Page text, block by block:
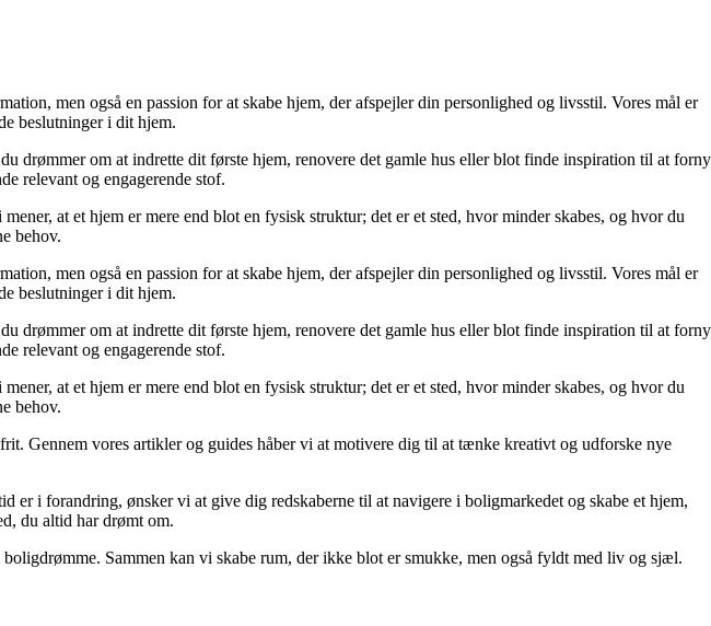
men også en passion for at skabe hjem, der afspejler din personlighed og livsstil. Vores mål er
beslutninger i dit hjem.
drømmer om at indrette dit første hjem, renovere det gamle hus eller blot finde inspiration til at forny
relevant og engagerende stof.
at et hjem er mere end blot en fysisk struktur; det er et sted, hvor minder skabes, og hvor du
behov.
men også en passion for at skabe hjem, der afspejler din personlighed og livsstil. Vores mål er
beslutninger i dit hjem.
drømmer om at indrette dit første hjem, renovere det gamle hus eller blot finde inspiration til at forny
relevant og engagerende stof.
at et hjem er mere end blot en fysisk struktur; det er et sted, hvor minder skabes, og hvor du
behov.
Gennem vores artikler og guides håber vi at motivere dig til at tænke kreativt og udforske nye
i forandring, ønsker vi at give dig redskaberne til at navigere i boligmarkedet og skabe et hjem,
du altid har drømt om.
Sammen kan vi skabe rum, der ikke blot er smukke, men også fyldt med liv og sjæl.